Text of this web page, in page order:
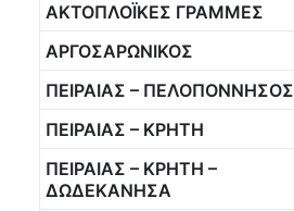
ΑΚΤΟΠΛΟΪΚΕΣ ΓΡΑΜΜΕΣ
ΑΡΓΟΣΑΡΩΝΙΚΟΣ
ΠΕΙΡΑΙΑΣ – ΠΕΛΟΠΟΝΝΗΣΟΣ
ΠΕΙΡΑΙΑΣ – ΚΡΗΤΗ
ΠΕΙΡΑΙΑΣ – ΚΡΗΤΗ –
ΔΩΔΕΚΑΝΗΣΑ